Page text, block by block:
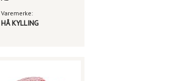
Varemerke:
HÅ KYLLING